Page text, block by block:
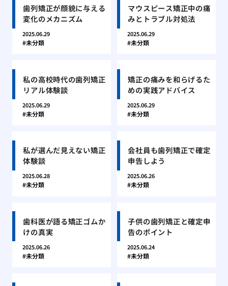
歯列矯正が顔貌に与える
変化のメカニズム
2025.06.29
未分類
マウスピース矯正中の痛
みとトラブル対処法
2025.06.29
未分類
私の高校時代の歯列矯正
リアル体験談
2025.06.29
未分類
矯正の痛みを和らげるた
めの実践アドバイス
2025.06.29
未分類
私が選んだ見えない矯正
体験談
2025.06.28
未分類
会社員も歯列矯正で確定
申告しよう
2025.06.26
未分類
歯科医が語る矯正ゴムか
けの真実
2025.06.26
未分類
子供の歯列矯正と確定申
告のポイント
2025.06.24
未分類